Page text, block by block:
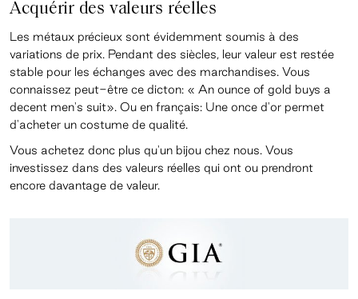
Acquérir des valeurs réelles
Les métaux précieux sont évidemment soumis à des
variations de prix. Pendant des siècles, leur valeur est restée
stable pour les échanges avec des marchandises. Vous
connaissez peut-être ce dicton: « An ounce of gold buys a
decent men's suit». Ou en français: Une once d'or permet
d'acheter un costume de qualité.
Vous achetez donc plus qu'un bijou chez nous. Vous
investissez dans des valeurs réelles qui ont ou prendront
encore davantage de valeur.